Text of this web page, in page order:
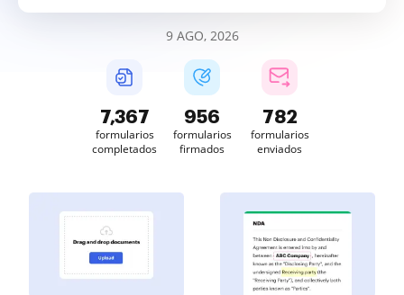
9 AGO, 2026
7,368
formularios
completados
956
formularios
firmados
782
formularios
enviados